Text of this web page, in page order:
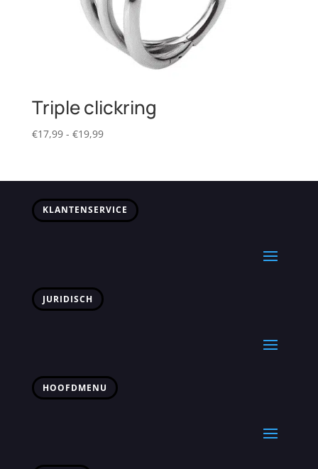
Triple clickring
€17,99 - €19,99Prijsklasse:
€19,99
KLANTENSERVICE
JURIDISCH
HOOFDMENU